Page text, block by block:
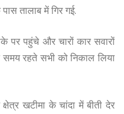
तालाब में गिर गई.
पहुंचे और चारों कार सवारों
समय रहते सभी को निकाल लिया
खटीमा के चांदा में बीती देर